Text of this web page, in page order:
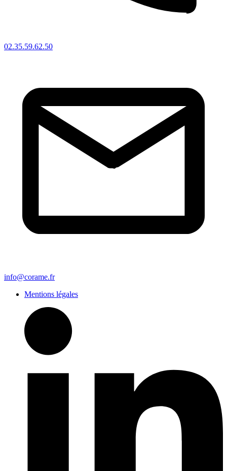
02.35.59.62.50
info@corame.fr
Mentions légales